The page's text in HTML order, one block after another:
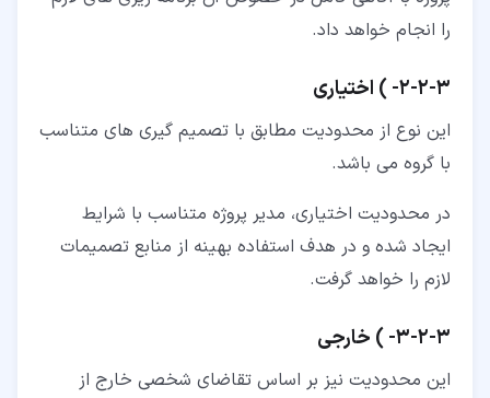
را انجام خواهد داد.
۳‏-‏۲‏-‏۲‏- ) اختیاری
این نوع از محدودیت مطابق با تصمیم گیری های متناسب
با گروه می باشد.
در محدودیت اختیاری، مدیر پروژه متناسب با شرایط
ایجاد شده و در هدف استفاده بهینه از منابع تصمیمات
لازم را خواهد گرفت.
۳‏-‏۲‏-‏۳‏- ) خارجی
این محدودیت نیز بر اساس تقاضای شخصی خارج از